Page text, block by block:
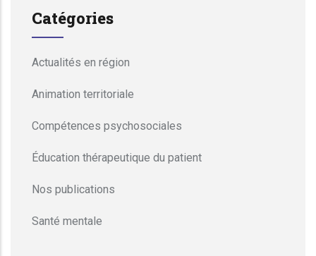
Catégories
Actualités en région
Animation territoriale
Compétences psychosociales
Éducation thérapeutique du patient
Nos publications
Santé mentale